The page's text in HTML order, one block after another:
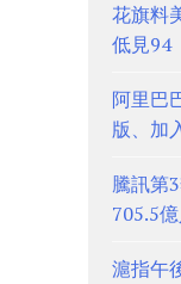
花旗料
低見94
阿里巴
版、加
騰訊第
705.5
滬指午